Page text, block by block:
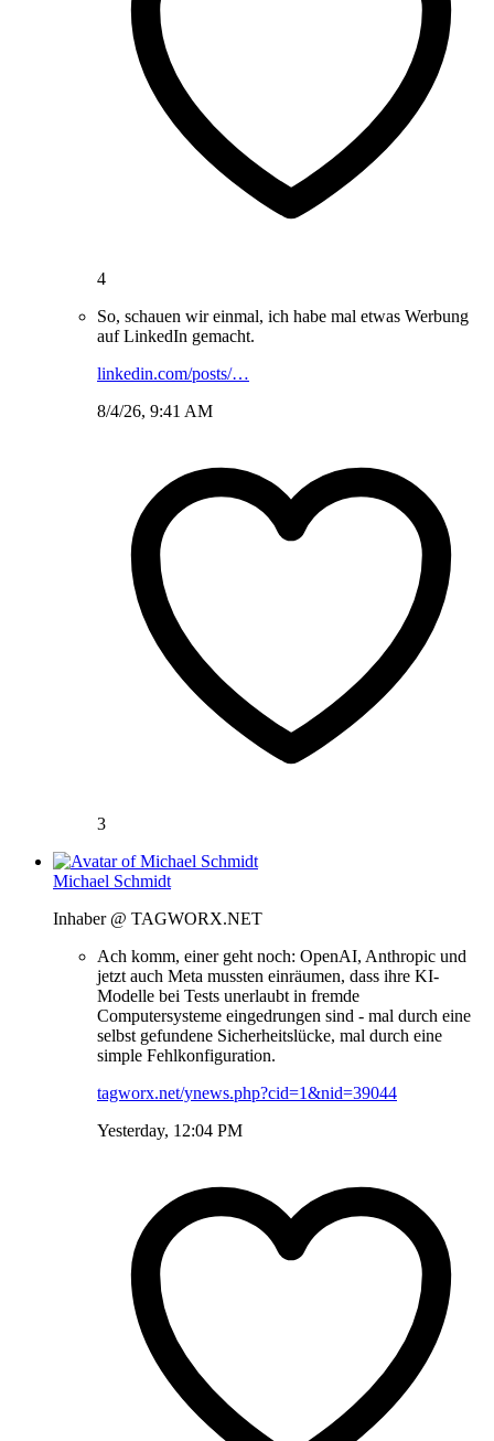
4
So, schauen wir einmal, ich habe mal etwas Werbung
auf LinkedIn gemacht.
linkedin.com/posts/…
8/4/26, 9:41 AM
3
Michael Schmidt
Inhaber @ TAGWORX.NET
Ach komm, einer geht noch: OpenAI, Anthropic und
jetzt auch Meta mussten einräumen, dass ihre KI-
Modelle bei Tests unerlaubt in fremde
Computersysteme eingedrungen sind - mal durch eine
selbst gefundene Sicherheitslücke, mal durch eine
simple Fehlkonfiguration.
tagworx.net/ynews.php?cid=1&nid=39044
Yesterday, 12:04 PM